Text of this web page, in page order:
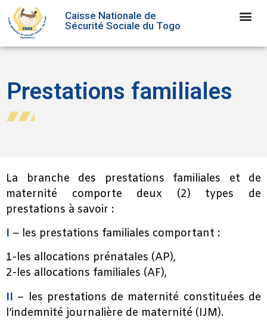
Caisse Nationale de
Sécurité Sociale du Togo
Prestations familiales
La branche des prestations familiales et de
maternité comporte deux (2) types de
prestations à savoir :
I – les prestations familiales comportant :
1-les allocations prénatales (AP),
2-les allocations familiales (AF),
II – les prestations de maternité constituées de
l’indemnité journalière de maternité (IJM).